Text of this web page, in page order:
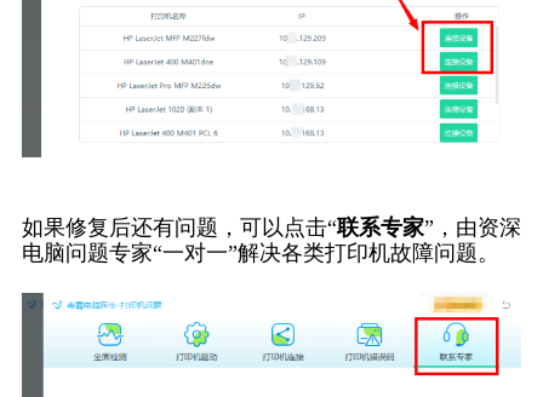
如果修复后还有问题，可以点击“联系专家”，由资深
电脑问题专家“一对一”解决各类打印机故障问题。